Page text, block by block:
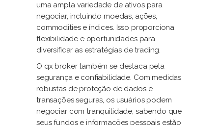
uma ampla variedade de ativos para
negociar, incluindo moedas, ações,
commodities e índices. Isso proporciona
flexibilidade e oportunidades para
diversificar as estratégias de trading.
O qx broker também se destaca pela
segurança e confiabilidade. Com medidas
robustas de proteção de dados e
transações seguras, os usuários podem
negociar com tranquilidade, sabendo que
seus fundos e informações pessoais estão